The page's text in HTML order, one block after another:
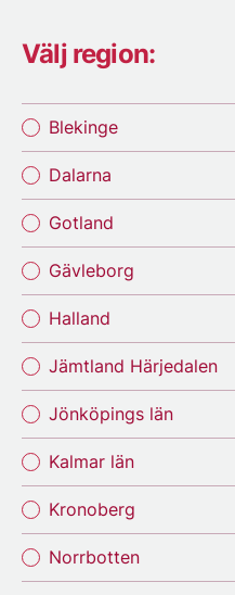
Välj region:
Blekinge
Dalarna
Gotland
Gävleborg
Halland
Jämtland Härjedalen
Jönköpings län
Kalmar län
Kronoberg
Norrbotten